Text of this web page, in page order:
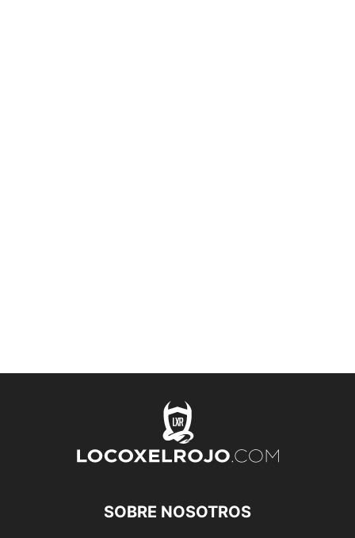
SOBRE NOSOTROS